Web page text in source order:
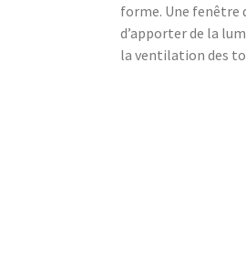
forme. Une fenêtre
d’apporter de la
la ventilation des